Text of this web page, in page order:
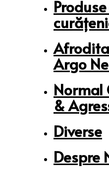
Argo
Normal
&
Diverse
Despre